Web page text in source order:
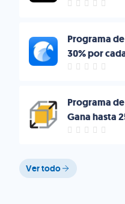
Programa
30% por
Programa
Gana hasta
Ver todo